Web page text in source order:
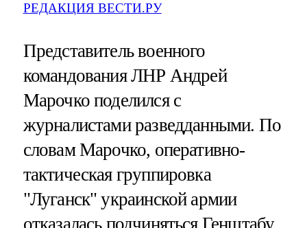
РЕДАКЦИЯ ВЕСТИ.РУ
Представитель военного
командования ЛНР Андрей
Марочко поделился с
журналистами разведданными. По
словам Марочко, оперативно-
тактическая группировка
"Луганск" украинской армии